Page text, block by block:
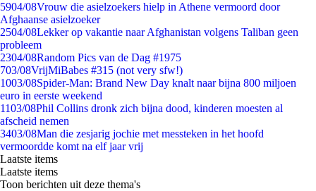
5904/08Vrouw die asielzoekers hielp in Athene vermoord door
Afghaanse asielzoeker
2504/08Lekker op vakantie naar Afghanistan volgens Taliban geen
probleem
2304/08Random Pics van de Dag #1975
703/08VrijMiBabes #315 (not very sfw!)
1003/08Spider-Man: Brand New Day knalt naar bijna 800 miljoen
euro in eerste weekend
1103/08Phil Collins dronk zich bijna dood, kinderen moesten al
afscheid nemen
3403/08Man die zesjarig jochie met messteken in het hoofd
vermoordde komt na elf jaar vrij
Laatste items
Laatste items
Toon berichten uit deze thema's